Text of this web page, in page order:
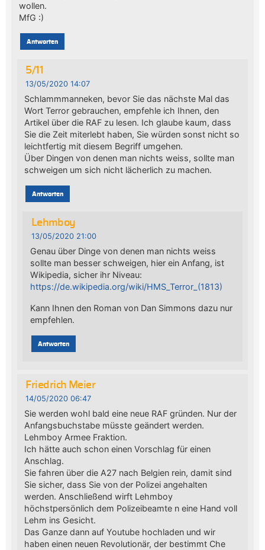
wollen.
MfG :)
Antworten
5/11
13/05/2020 14:07
Schlammmanneken, bevor Sie das nächste Mal das
Wort Terror gebrauchen, empfehle ich Ihnen, den
Artikel über die RAF zu lesen. Ich glaube kaum, dass
Sie die Zeit miterlebt haben, Sie würden sonst nicht so
leichtfertig mit diesem Begriff umgehen.
Über Dingen von denen man nichts weiss, sollte man
schweigen um sich nicht lächerlich zu machen.
Antworten
Lehmboy
13/05/2020 21:00
Genau über Dinge von denen man nichts weiss
sollte man besser schweigen, hier ein Anfang, ist
Wikipedia, sicher ihr Niveau:
https://de.wikipedia.org/wiki/HMS_Terror_(1813)
Kann Ihnen den Roman von Dan Simmons dazu nur
empfehlen.
Antworten
Friedrich Meier
14/05/2020 06:47
Sie werden wohl bald eine neue RAF gründen. Nur der
Anfangsbuchstabe müsste geändert werden.
Lehmboy Armee Fraktion.
Ich hätte auch schon einen Vorschlag für einen
Anschlag.
Sie fahren über die A27 nach Belgien rein, damit sind
Sie sicher, dass Sie von der Polizei angehalten
werden. Anschließend wirft Lehmboy
höchstpersönlich dem Polizeibeamte n eine Hand voll
Lehm ins Gesicht.
Das Ganze dann auf Youtube hochladen und wir
haben einen neuen Revolutionär, der bestimmt Che